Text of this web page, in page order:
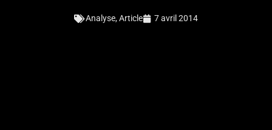
Analyse,Article 7 avril 2014